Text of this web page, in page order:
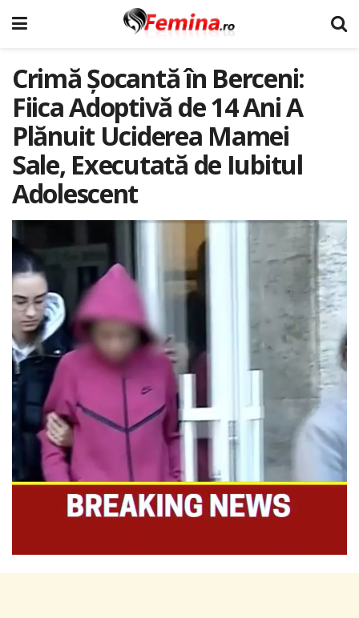
Crimă Șocantă în Berceni:
Fiica Adoptivă de 14 Ani A
Plănuit Uciderea Mamei
Sale, Executată de Iubitul
Adolescent